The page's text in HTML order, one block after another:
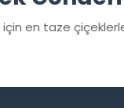
en taze